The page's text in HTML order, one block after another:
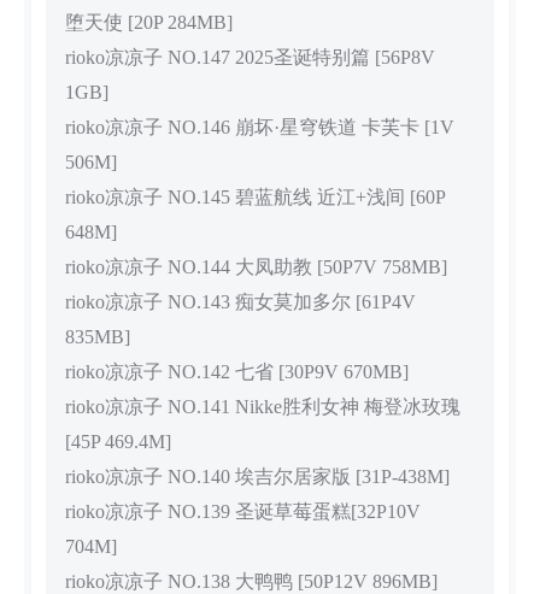
堕天使 [20P 284MB]
rioko凉凉子 NO.147 2025圣诞特别篇 [56P8V
1GB]
rioko凉凉子 NO.146 崩坏·星穹铁道 卡芙卡 [1V
506M]
rioko凉凉子 NO.145 碧蓝航线 近江+浅间 [60P
648M]
rioko凉凉子 NO.144 大凤助教 [50P7V 758MB]
rioko凉凉子 NO.143 痴女莫加多尔 [61P4V
835MB]
rioko凉凉子 NO.142 七省 [30P9V 670MB]
rioko凉凉子 NO.141 Nikke胜利女神 梅登冰玫瑰
[45P 469.4M]
rioko凉凉子 NO.140 埃吉尔居家版 [31P-438M]
rioko凉凉子 NO.139 圣诞草莓蛋糕[32P10V
704M]
rioko凉凉子 NO.138 大鸭鸭 [50P12V 896MB]